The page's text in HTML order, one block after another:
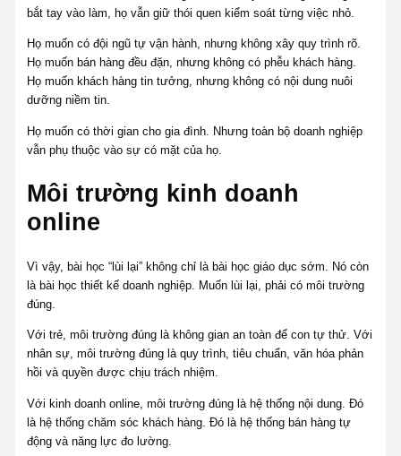
bắt tay vào làm, họ vẫn giữ thói quen kiểm soát từng việc nhỏ.
Họ muốn có đội ngũ tự vận hành, nhưng không xây quy trình rõ.
Họ muốn bán hàng đều đặn, nhưng không có phễu khách hàng.
Họ muốn khách hàng tin tưởng, nhưng không có nội dung nuôi
dưỡng niềm tin.
Họ muốn có thời gian cho gia đình. Nhưng toàn bộ doanh nghiệp
vẫn phụ thuộc vào sự có mặt của họ.
Môi trường kinh doanh
online
Vì vậy, bài học “lùi lại” không chỉ là bài học giáo dục sớm. Nó còn
là bài học thiết kế doanh nghiệp. Muốn lùi lại, phải có môi trường
đúng.
Với trẻ, môi trường đúng là không gian an toàn để con tự thử. Với
nhân sự, môi trường đúng là quy trình, tiêu chuẩn, văn hóa phản
hồi và quyền được chịu trách nhiệm.
Với kinh doanh online, môi trường đúng là hệ thống nội dung. Đó
là hệ thống chăm sóc khách hàng. Đó là hệ thống bán hàng tự
động và năng lực đo lường.